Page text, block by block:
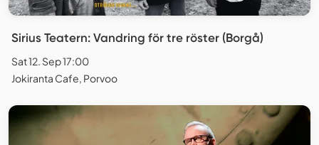
Sirius Teatern: Vandring för tre röster (Borgå)
Sat 12. Sep 17:00
Jokiranta Cafe, Porvoo